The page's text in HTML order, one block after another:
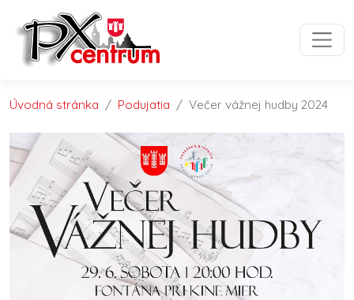
Preskočiť na obsah
Preskočiť na hlavné menu
Úvodná stránka Podujatia Večer vážnej hudby 2024